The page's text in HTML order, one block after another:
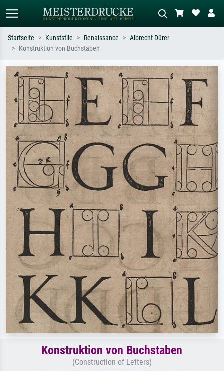
Suchen Sie nach Künstlern, Werktiteln
oder Stilen – z.B. Monet,
Sternennacht, Impressionismus, Welle
Hokusai, Akt.
Beschreiben Sie die Szene – z.B. Grüne
Wiese, Abstrakt mit viel Rot, Dunkles
Ölgemälde, Stehender Akt neben einem
Baum.
Startseite Kunststile Renaissance
Albrecht Dürer
Konstruktion von Buchstaben
Konstruktion von Buchstaben
(Construction of Letters)